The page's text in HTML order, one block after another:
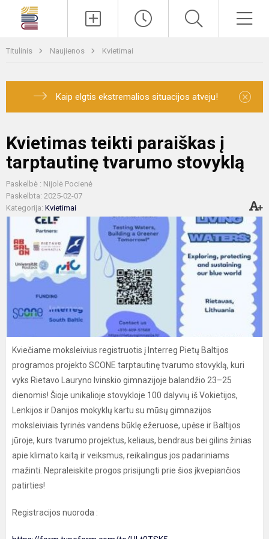
Titulinis Naujienos Kvietimai
Kaip elgtis ekstremalios situacijos atveju! ×
Kvietimas teikti paraiškas į
tarptautinę tvarumo stovyklą
Paskelbė : Nijolė Pocienė
Paskelbta: 2025-02-07
Kategorija: Kvietimai
Kviečiame moksleivius registruotis į Interreg Pietų Baltijos
programos projekto SCONE tarptautinę tvarumo stovyklą, kuri
vyks Rietavo Lauryno Ivinskio gimnazijoje balandžio 23–25
dienomis! Šioje unikalioje stovykloje 100 dalyvių iš Vokietijos,
Lenkijos ir Danijos mokyklų kartu su mūsų gimnazijos
moksleiviais tyrinės vandens būklę ežeruose, upėse ir Baltijos
jūroje, kurs tvarumo projektus, keliaus, bendraus bei gilins žinias
apie klimato kaitą ir veiksmus, reikalingus jos padariniams
mažinti. Nepraleiskite progos prisijungti prie šios įkvepiančios
patirties!
Registracijos nuoroda :